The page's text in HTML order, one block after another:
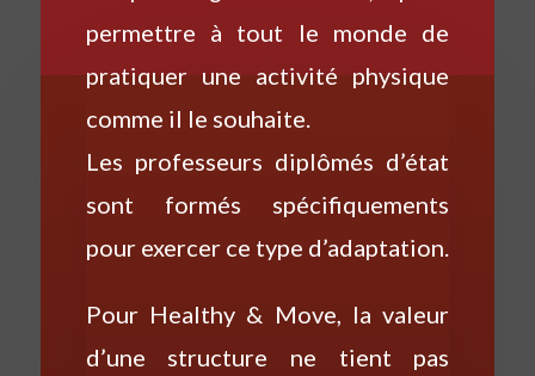
permettre à tout le monde de
pratiquer une activité physique
comme il le souhaite.
Les professeurs diplômés d’état
sont formés spécifiquements
pour exercer ce type d’adaptation.
Pour Healthy & Move, la valeur
d’une structure ne tient pas